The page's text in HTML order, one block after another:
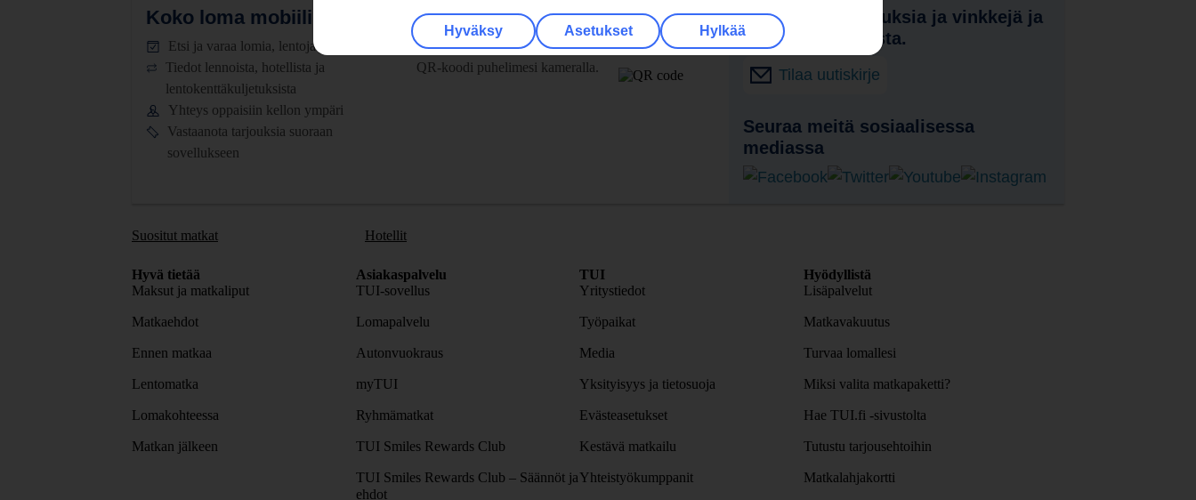
Koko loma mobiilissa. Lataa TUI-sovellus nyt!
Etsi ja varaa lomia, lentoja ja hotelleja
Tiedot lennoista, hotellista ja
lentokenttäkuljetuksista
Yhteys oppaisiin kellon ympäri
Vastaanota tarjouksia suoraan
sovellukseen
Lataa sovellus kätevästi lukemalla
QR-koodi puhelimesi kameralla.
Vastaanota tarjouksia ja vinkkejä ja
tietoja uutuuksista.
Tilaa uutiskirje
Seuraa meitä sosiaalisessa
mediassa
Suositut matkat Hotellit
Hyvä tietää
Maksut ja matkaliput
Matkaehdot
Ennen matkaa
Lentomatka
Lomakohteessa
Matkan jälkeen
Asiakaspalvelu
TUI-sovellus
Lomapalvelu
Autonvuokraus
myTUI
Ryhmämatkat
TUI Smiles Rewards Club
TUI Smiles Rewards Club – Säännöt ja
ehdot
TUI
Yritystiedot
Työpaikat
Media
Yksityisyys ja tietosuoja
Evästeasetukset
Kestävä matkailu
Yhteistyökumppanit
Hyödyllistä
Lisäpalvelut
Matkavakuutus
Turvaa lomallesi
Miksi valita matkapaketti?
Hae TUI.fi -sivustolta
Tutustu tarjousehtoihin
Matkalahjakortti
Hyväksy Asetukset Hylkää